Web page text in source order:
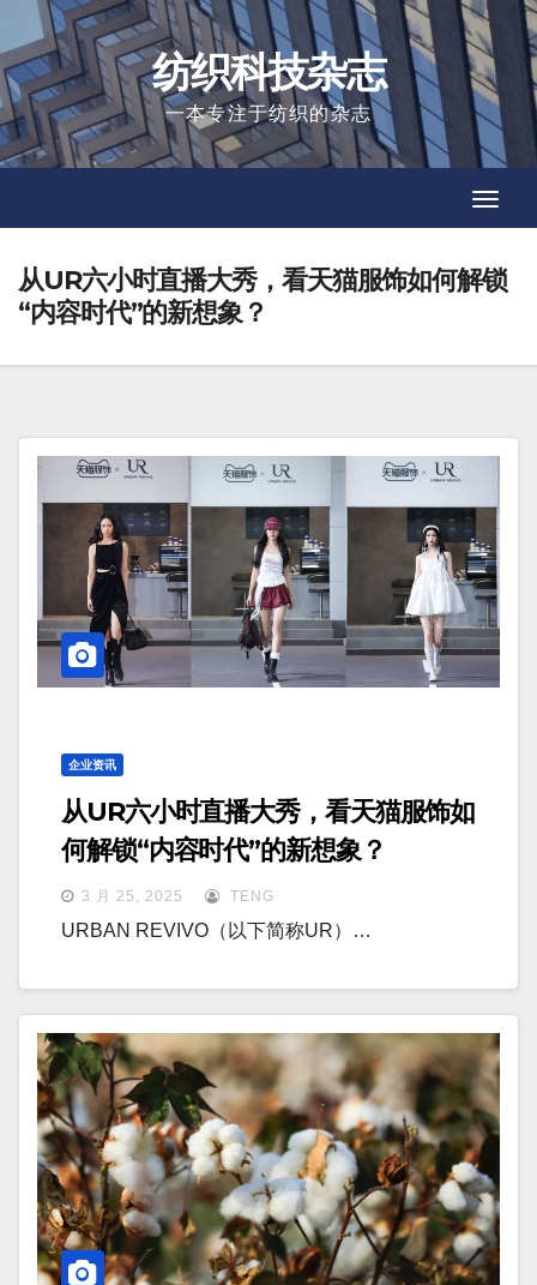
to
content
纺织科技杂志
一本专注于纺织的杂志
从UR六小时直播大秀，看天猫服饰如何解锁
“内容时代”的新想象？
企业资讯
从UR六小时直播大秀，看天猫服饰如
何解锁“内容时代”的新想象？
3 月 25, 2025 TENG
URBAN REVIVO（以下简称UR）…